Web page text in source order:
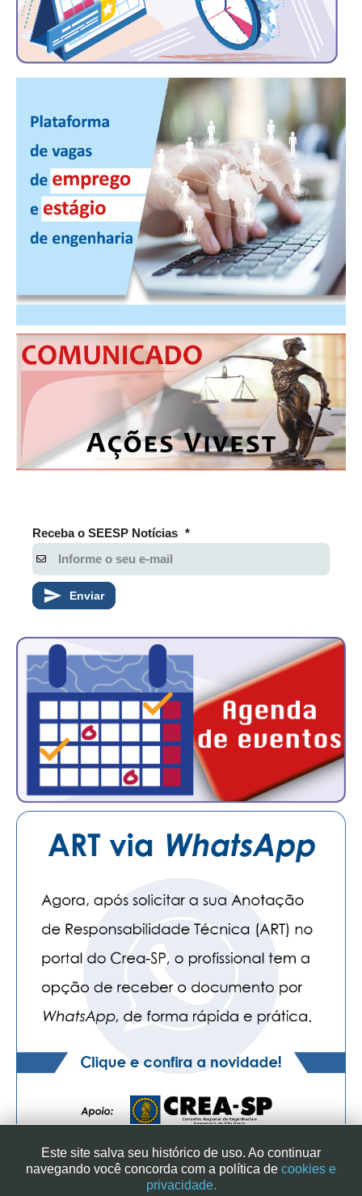
SEESP NOTÍCIAS
NOTÍCIAS NO WHATSAPP
FOTOS
PUBLICIDADE
MANUAL DE REDAÇÃO
RELEASES
CONTATO
ASSOCIE-SE
ATUALIZAÇÃO CADASTRAL
NÚCLEO JOVEM
Receba o SEESP Notícias *
Enviar
SINDICATO DOS ENGENHEIROS NO ESTADO DE SÃO PAULO
Este site salva seu histórico de uso. Ao continuar
navegando você concorda com a política de cookies e
privacidade.